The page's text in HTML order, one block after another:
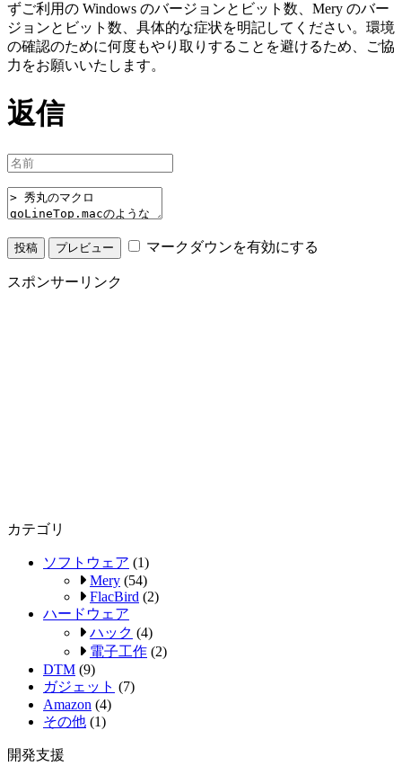
ずご利用の Windows のバージョンとビット数、Mery のバー
ジョンとビット数、具体的な症状を明記してください。環境
の確認のために何度もやり取りすることを避けるため、ご協
力をお願いいたします。
返信
マークダウンを有効にする
スポンサーリンク
カテゴリ
ソフトウェア (1)
Mery (54)
FlacBird (2)
ハードウェア
ハック (4)
電子工作 (2)
DTM (9)
ガジェット (7)
Amazon (4)
その他 (1)
開発支援